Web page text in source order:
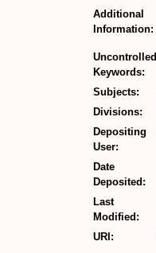
Additional
Information:
Uncontrolled
Keywords:
Subjects:
Divisions:
Depositing
User:
Date
Deposited:
Last
Modified:
URI: